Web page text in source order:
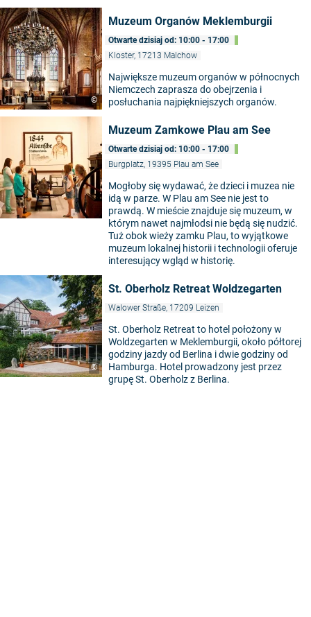
©
Muzeum Organów Meklemburgii
Otwarte dzisiaj od: 10:00 - 17:00
Kloster, 17213 Malchow
Największe muzeum organów w północnych
Niemczech zaprasza do obejrzenia i
posłuchania najpiękniejszych organów.
Muzeum Zamkowe Plau am See
Otwarte dzisiaj od: 10:00 - 17:00
Burgplatz, 19395 Plau am See
Mogłoby się wydawać, że dzieci i muzea nie
idą w parze. W Plau am See nie jest to
prawdą. W mieście znajduje się muzeum, w
którym nawet najmłodsi nie będą się nudzić.
Tuż obok wieży zamku Plau, to wyjątkowe
muzeum lokalnej historii i technologii oferuje
interesujący wgląd w historię.
©
St. Oberholz Retreat Woldzegarten
Walower Straße, 17209 Leizen
St. Oberholz Retreat to hotel położony w
Woldzegarten w Meklemburgii, około półtorej
godziny jazdy od Berlina i dwie godziny od
Hamburga. Hotel prowadzony jest przez
grupę St. Oberholz z Berlina.